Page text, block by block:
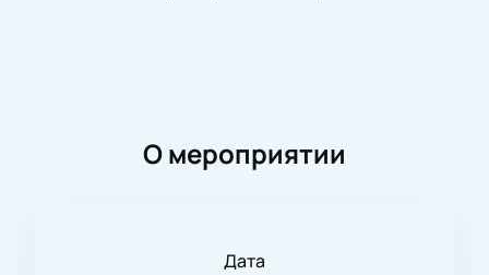
О мероприятии
Дата